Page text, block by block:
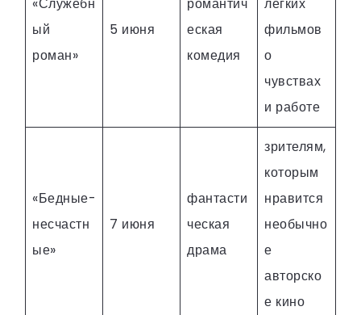
ый
роман»
5 июня
еская
комедия
фильмов
о
чувствах
и работе
«Бедные-
несчастн
ые»
7 июня
фантасти
ческая
драма
зрителям,
которым
нравится
необычно
е
авторско
е кино